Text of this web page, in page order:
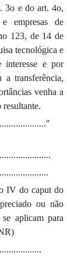
3o e do art. 4o,
empresas de
123, de 14 de
tecnológica e
interesse e por
transferência,
venha a
IV do caput do
ou não
aplicam para